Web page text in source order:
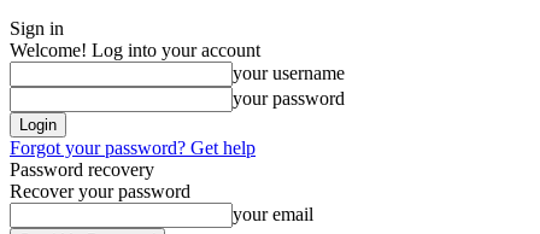
Sign in
Welcome! Log into your account
your username
your password
Forgot your password? Get help
Password recovery
Recover your password
your email